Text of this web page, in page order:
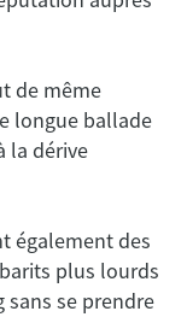
de même
longue ballade
la dérive
également des
plus lourds
se prendre